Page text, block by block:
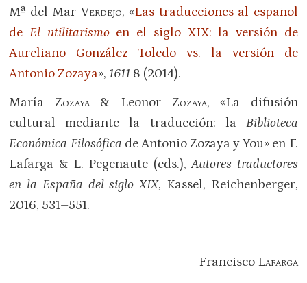
Mª del Mar Verdejo, «Las traducciones al español
deEl utilitarismoen el siglo XIX: la versión de
Aureliano González Toledo vs. la versión de
Antonio Zozaya»,1611 8 (2014).
María Zozaya& Leonor Zozaya, «La difusión
cultural mediante la traducción: la Biblioteca
Económica Filosófica de Antonio Zozaya y You» en F.
Lafarga & L. Pegenaute (eds.), Autores traductores
en la España del siglo XIX, Kassel, Reichenberger,
2016, 531–551.
Francisco Lafarga